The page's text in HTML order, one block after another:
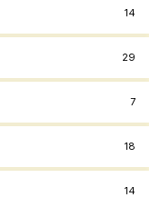
14
29
7
18
14